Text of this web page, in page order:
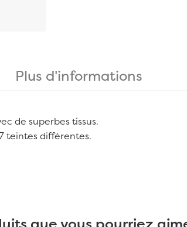
de superbes tissus.
teintes différentes.
Plus d'informations